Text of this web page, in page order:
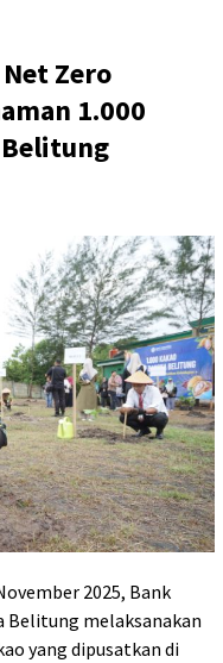
Zero
1.000
2025, Bank
Belitung melaksanakan
yang dipusatkan di